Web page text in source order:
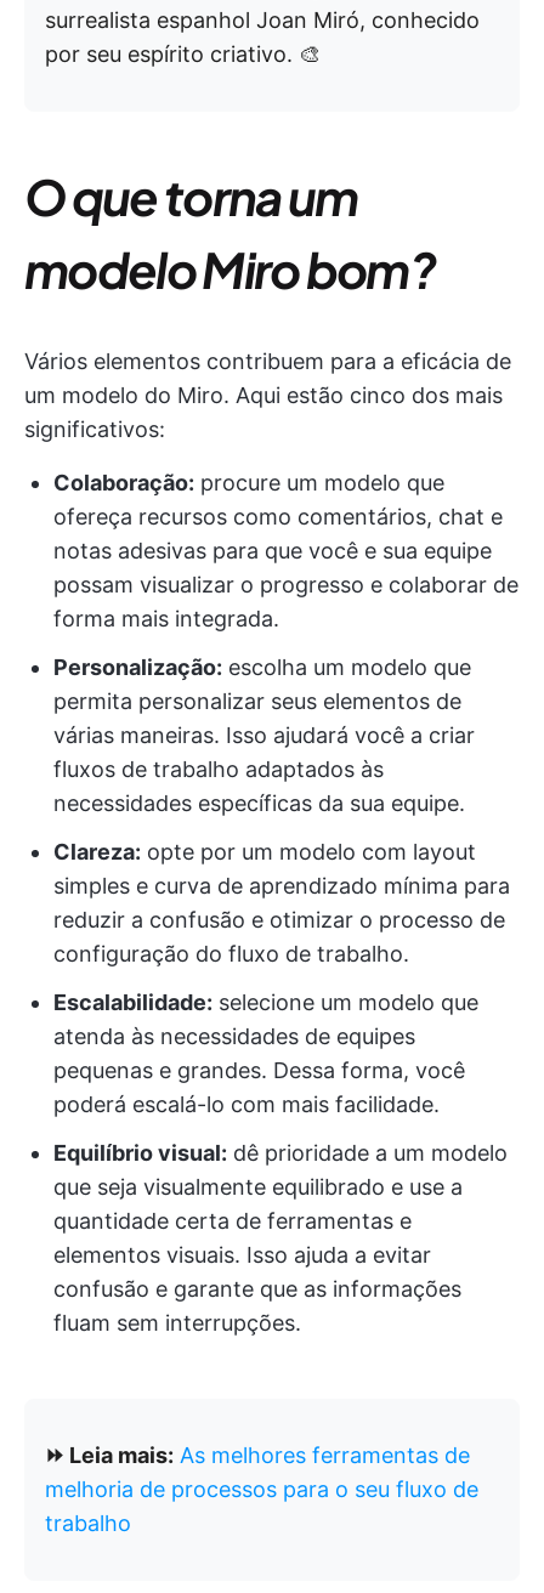
surrealista espanhol Joan Miró, conhecido
por seu espírito criativo. 🎨
O que torna um
modelo Miro bom?
Vários elementos contribuem para a eficácia de
um modelo do Miro. Aqui estão cinco dos mais
significativos:
Colaboração: procure um modelo que
ofereça recursos como comentários, chat e
notas adesivas para que você e sua equipe
possam visualizar o progresso e colaborar de
forma mais integrada.
Personalização: escolha um modelo que
permita personalizar seus elementos de
várias maneiras. Isso ajudará você a criar
fluxos de trabalho adaptados às
necessidades específicas da sua equipe.
Clareza: opte por um modelo com layout
simples e curva de aprendizado mínima para
reduzir a confusão e otimizar o processo de
configuração do fluxo de trabalho.
Escalabilidade: selecione um modelo que
atenda às necessidades de equipes
pequenas e grandes. Dessa forma, você
poderá escalá-lo com mais facilidade.
Equilíbrio visual: dê prioridade a um modelo
que seja visualmente equilibrado e use a
quantidade certa de ferramentas e
elementos visuais. Isso ajuda a evitar
confusão e garante que as informações
fluam sem interrupções.
⏩ Leia mais: As melhores ferramentas de
melhoria de processos para o seu fluxo de
trabalho